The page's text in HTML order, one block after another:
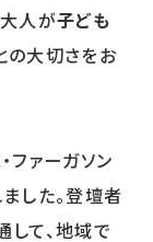
人が子ども
の大切さをお
ファーガソン
した。登壇者
て、地域で